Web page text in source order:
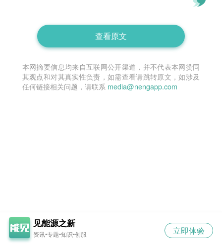
查看原文
本网摘要信息均来自互联网公开渠道，并不代表本网赞同
其观点和对其真实性负责，如需查看请跳转原文，如涉及
任何链接相关问题，请联系 media@nengapp.com
见能源之新
资讯•专题•知识•创服 立即体验